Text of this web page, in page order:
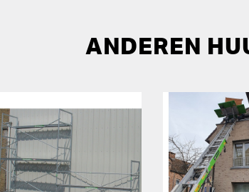
ANDEREN